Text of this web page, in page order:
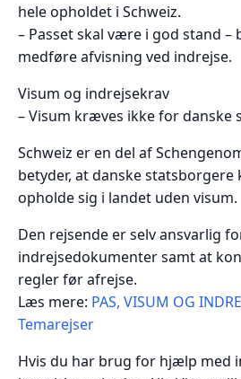
hele opholdet i Schweiz.
– Passet skal være i god stand –
medføre afvisning ved indrejse.
Visum og indrejsekrav
– Visum kræves ikke for danske
Schweiz er en del af
betyder, at danske statsborgere
opholde sig i landet uden visum.
Den rejsende er selv ansvarlig
indrejsedokumenter samt at
regler før afrejse.
Læs mere: PAS, VISUM OG
Temarejser
Hvis du har brug for hjælp med